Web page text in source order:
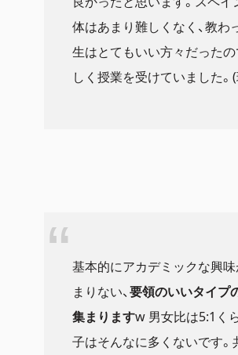
体はあまり難しくなく、教わ
生はとてもいい方々だったの
しく授業を受けていました。(
基本的にアカデミックな興
まりない、要領のいいタイプ
集まりますw 男女比は5:1く
子はそんなに多くないです。